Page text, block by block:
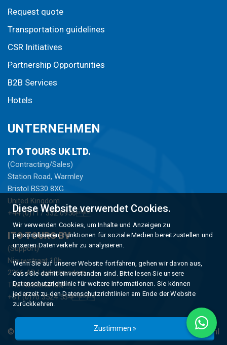
Request quote
Transportation guidelines
CSR Initiatives
Partnership Opportunities
B2B Services
Hotels
UNTERNEHMEN
ITO TOURS UK LTD.
(Contracting/Sales)
Station Road, Warmley
Bristol BS30 8XG
United Kingdom
+44 (0)117 332 0956
ITO TOURS BV
(Support)
Nieuwstraat 10b
2266 AD Leidschendam
The Netherlands
+31 (0)70 3524 534
© Copyright 2026 - ITO Toursgerealiseerd Tür Studioweb.nl
Diese Website verwendet Cookies.
Wir verwenden Cookies, um Inhalte und Anzeigen zu
personalisieren, Funktionen für soziale Medien bereitzustellen und
unseren Datenverkehr zu analysieren.
Wenn Sie auf unserer Website fortfahren, gehen wir davon aus,
dass Sie damit einverstanden sind. Bitte lesen Sie unsere
Datenschutzrichtlinie für weitere Informationen. Sie können
jederzeit zu den Datenschutzrichtlinien am Ende der Website
zurückkehren.
Zustimmen »